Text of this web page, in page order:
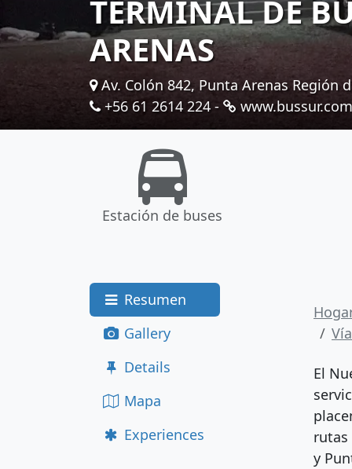
TERMINAL DE
ARENAS
Av. Colón 842, Punta Arenas Región
+56 61 2614 224-
Estación de buses
Resumen
Gallery
Details
Mapa
Experiences
El
rutas
y